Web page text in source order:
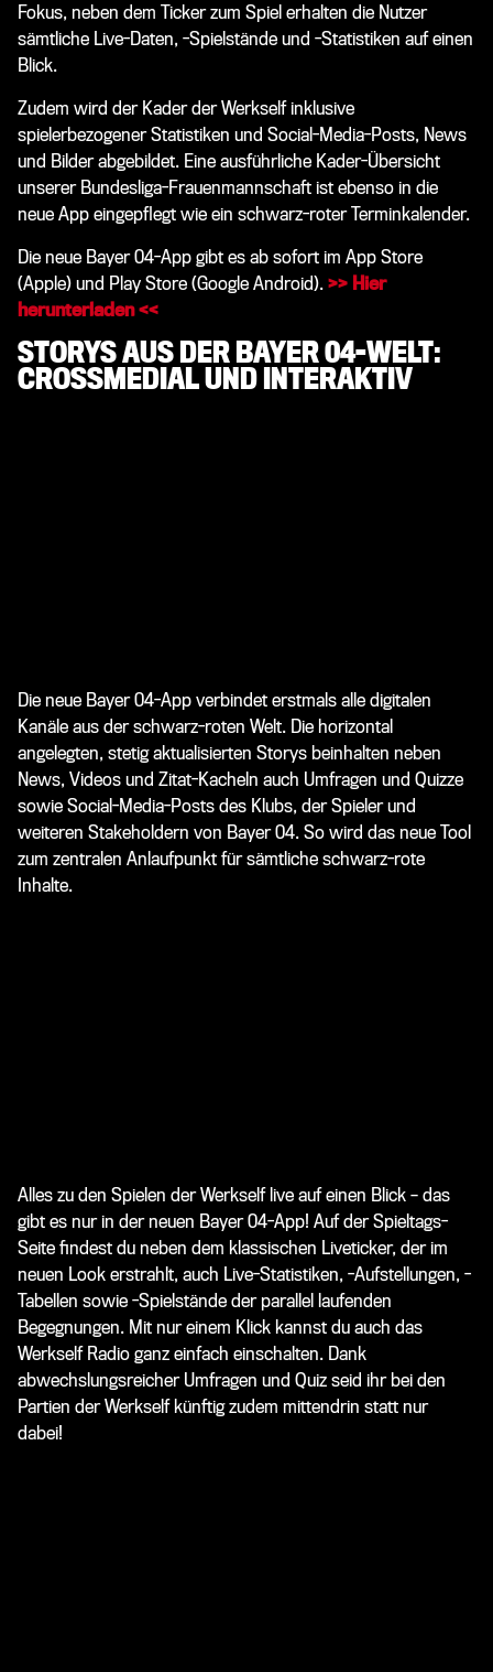
Fokus, neben dem Ticker zum Spiel erhalten die Nutzer
sämtliche Live-Daten, -Spielstände und -Statistiken auf einen
Blick.
Zudem wird der Kader der Werkself inklusive
spielerbezogener Statistiken und Social-Media-Posts, News
und Bilder abgebildet. Eine ausführliche Kader-Übersicht
unserer Bundesliga-Frauenmannschaft ist ebenso in die
neue App eingepflegt wie ein schwarz-roter Terminkalender.
Die neue Bayer 04-App gibt es ab sofort im App Store
(Apple) und Play Store (Google Android). >> Hier
herunterladen <<
STORYS AUS DER BAYER 04-WELT:
CROSSMEDIAL UND INTERAKTIV
Die neue Bayer 04-App verbindet erstmals alle digitalen
Kanäle aus der schwarz-roten Welt. Die horizontal
angelegten, stetig aktualisierten Storys beinhalten neben
News, Videos und Zitat-Kacheln auch Umfragen und Quizze
sowie Social-Media-Posts des Klubs, der Spieler und
weiteren Stakeholdern von Bayer 04. So wird das neue Tool
zum zentralen Anlaufpunkt für sämtliche schwarz-rote
Inhalte.
Alles zu den Spielen der Werkself live auf einen Blick – das
gibt es nur in der neuen Bayer 04-App! Auf der Spieltags-
Seite findest du neben dem klassischen Liveticker, der im
neuen Look erstrahlt, auch Live-Statistiken, -Aufstellungen, -
Tabellen sowie -Spielstände der parallel laufenden
Begegnungen. Mit nur einem Klick kannst du auch das
Werkself Radio ganz einfach einschalten. Dank
abwechslungsreicher Umfragen und Quiz seid ihr bei den
Partien der Werkself künftig zudem mittendrin statt nur
dabei!